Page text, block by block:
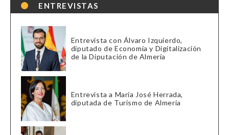
ENTREVISTAS
Entrevista con Álvaro Izquierdo,
diputado de Economía y Digitalización
de la Diputación de Almería
Entrevista a María José Herrada,
diputada de Turismo de Almería